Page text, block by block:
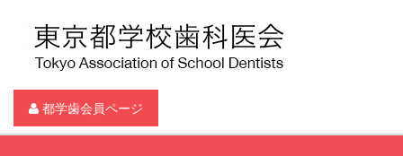
都学歯会員ページ